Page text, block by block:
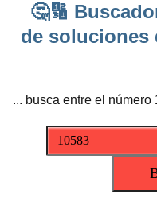
🤔🔢
de soluciones
... busca entre el número